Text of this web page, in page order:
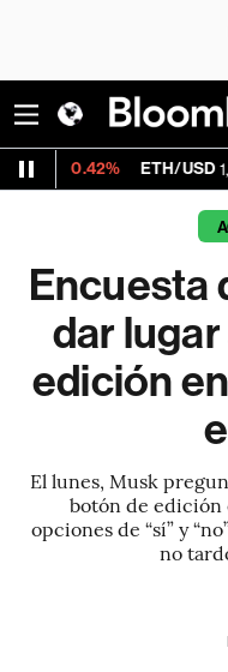
ETH/USD 1,855.755
Encuesta
dar
edición
El lunes, Musk
botón de edición
opciones de “sí” y
no